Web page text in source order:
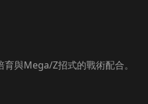
與Mega/Z招式的戰術配合。